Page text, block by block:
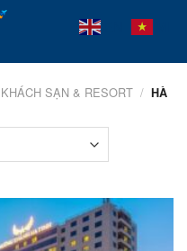
KHÁCH SẠN & RESORT / HÀ